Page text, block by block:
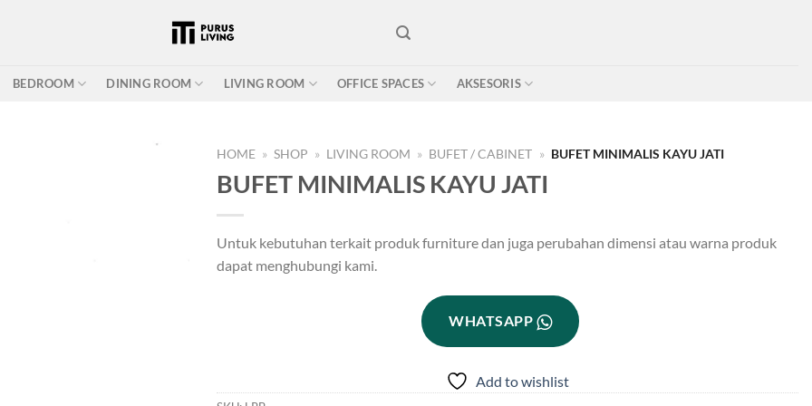
BEDROOM DINING ROOM LIVING ROOM OFFICE SPACES AKSESORIS
HOME » SHOP » LIVING ROOM » BUFET / CABINET » BUFET MINIMALIS KAYU JATI
BUFET MINIMALIS KAYU JATI
Untuk kebutuhan terkait produk furniture dan juga perubahan dimensi atau warna produk
dapat menghubungi kami.
WHATSAPP
Add to wishlist